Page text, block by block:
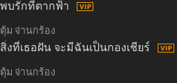
พบรักที่ตากฟ้า
ตุ้ม จ่านกร้อง
สิ่งที่เธอฝัน จะมีฉันเป็นกองเชียร์
ตุ้ม จ่านกร้อง